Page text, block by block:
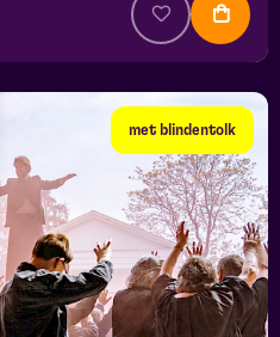
met blindentolk